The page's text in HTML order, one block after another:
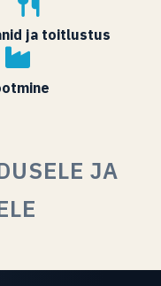
ja toitlustus
JA